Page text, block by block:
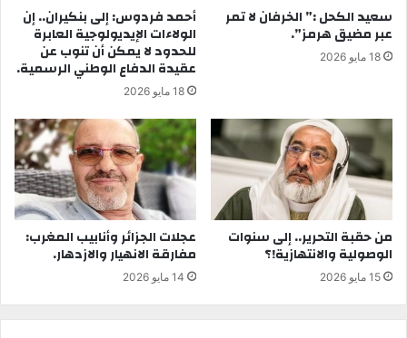
سعيد الكحل :” الخرفان لا تمر
عبر مضيق هرمز”.
18 مايو 2026
أحمد فردوس: إلى بنكيران.. إن
الولاءات الإيديولوجية العابرة
للحدود لا يمكن أن تنوب عن
عقيدة الدفاع الوطني الرسمية.
18 مايو 2026
من حقبة التحرير.. إلى سنوات
الوصولية والانتهازية!؟
15 مايو 2026
عجلات الجزائر وأنابيب المغرب:
مفارقة الانهيار والازدهار.
14 مايو 2026